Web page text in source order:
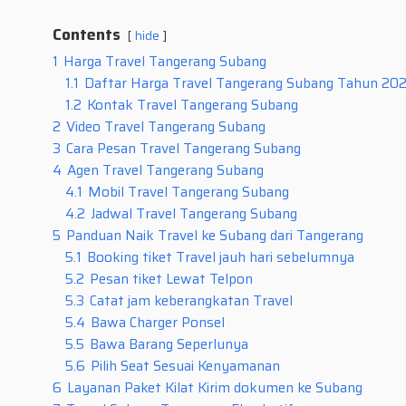
Contents hide
1 Harga Travel Tangerang Subang
1.1 Daftar Harga Travel Tangerang Subang Tahun
1.2 Kontak Travel Tangerang Subang
2 Video Travel Tangerang Subang
3 Cara Pesan Travel Tangerang Subang
4 Agen Travel Tangerang Subang
4.1 Mobil Travel Tangerang Subang
4.2 Jadwal Travel Tangerang Subang
5 Panduan Naik Travel ke Subang dari Tangerang
5.1 Booking tiket Travel jauh hari sebelumnya
5.2 Pesan tiket Lewat Telpon
5.3 Catat jam keberangkatan Travel
5.4 Bawa Charger Ponsel
5.5 Bawa Barang Seperlunya
5.6 Pilih Seat Sesuai Kenyamanan
6 Layanan Paket Kilat Kirim dokumen ke Subang